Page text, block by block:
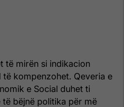
të mirën si indikacion
të kompenzohet. Qeveria e
e Social duhet ti
bëjnë politika për më